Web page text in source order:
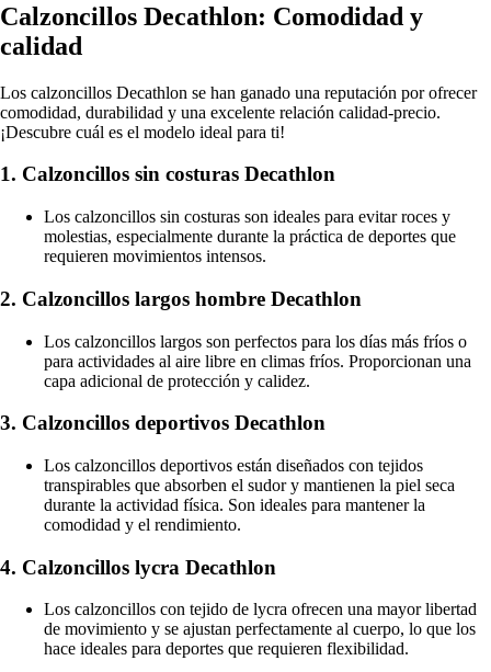
Calzoncillos Decathlon: Comodidad y
calidad
Los calzoncillos Decathlon se han ganado una reputación por ofrecer
comodidad, durabilidad y una excelente relación calidad-precio.
¡Descubre cuál es el modelo ideal para ti!
1. Calzoncillos sin costuras Decathlon
Los calzoncillos sin costuras son ideales para evitar roces y
molestias, especialmente durante la práctica de deportes que
requieren movimientos intensos.
2. Calzoncillos largos hombre Decathlon
Los calzoncillos largos son perfectos para los días más fríos o
para actividades al aire libre en climas fríos. Proporcionan una
capa adicional de protección y calidez.
3. Calzoncillos deportivos Decathlon
Los calzoncillos deportivos están diseñados con tejidos
transpirables que absorben el sudor y mantienen la piel seca
durante la actividad física. Son ideales para mantener la
comodidad y el rendimiento.
4. Calzoncillos lycra Decathlon
Los calzoncillos con tejido de lycra ofrecen una mayor libertad
de movimiento y se ajustan perfectamente al cuerpo, lo que los
hace ideales para deportes que requieren flexibilidad.